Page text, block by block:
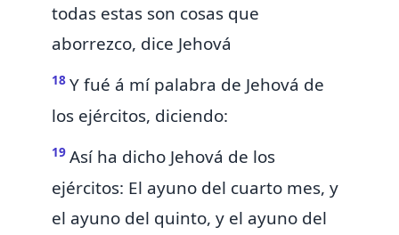
todas estas son cosas que
aborrezco, dice Jehová
18 Y fué á mí palabra de Jehová de
los ejércitos, diciendo:
19 Así ha dicho Jehová de los
ejércitos: El ayuno del cuarto mes, y
el ayuno del quinto, y el ayuno del